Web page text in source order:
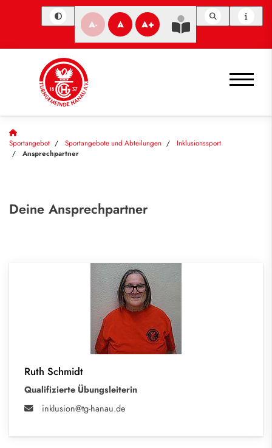
A- A A+
Sportangebot Sportangebote und Abteilungen
Inklusionssport
Ansprechpartner
Deine Ansprechpartner
Ruth Schmidt
Qualifizierte Übungsleiterin
inklusion@tg-hanau.de